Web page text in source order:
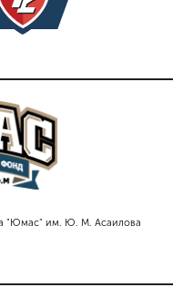
"Юмас" им. Ю. М. Асаилова